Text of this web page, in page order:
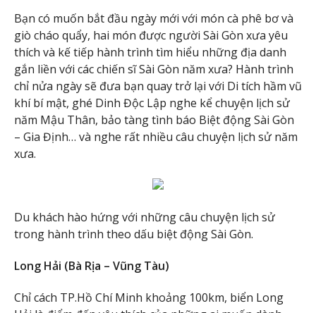
Bạn có muốn bắt đầu ngày mới với món cà phê bơ và
giò cháo quẩy, hai món được người Sài Gòn xưa yêu
thích và kế tiếp hành trình tìm hiểu những địa danh
gắn liền với các chiến sĩ Sài Gòn năm xưa? Hành trình
chỉ nửa ngày sẽ đưa bạn quay trở lại với Di tích hầm vũ
khí bí mật, ghé Dinh Độc Lập nghe kể chuyện lịch sử
năm Mậu Thân, bảo tàng tình báo Biệt động Sài Gòn
– Gia Định… và nghe rất nhiều câu chuyện lịch sử năm
xưa.
Du khách hào hứng với những câu chuyện lịch sử
trong hành trình theo dấu biệt động Sài Gòn.
Long Hải (Bà Rịa – Vũng Tàu)
Chỉ cách TP.Hồ Chí Minh khoảng 100km, biển Long